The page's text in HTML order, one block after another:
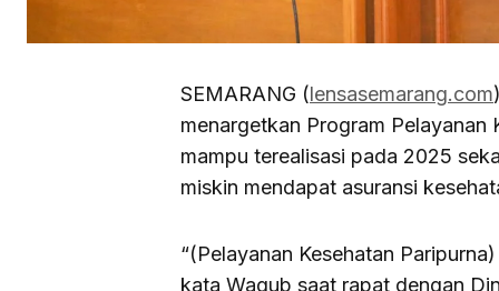
SEMARANG (lensasemarang.com
menargetkan Program Pelayanan
mampu terealisasi pada 2025
miskin mendapat asuransi
“(Pelayanan Kesehatan
kata Wagub saat rapat dengan